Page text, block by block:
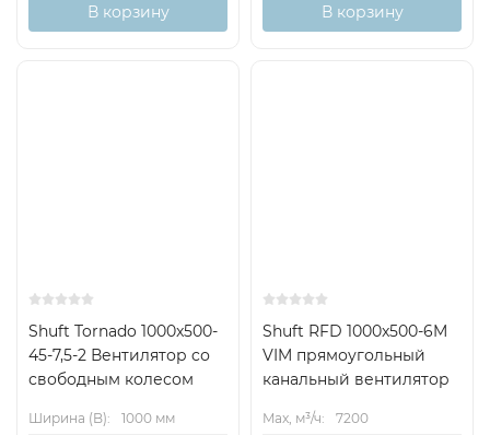
Схема электрических соединений
Размеры
В корзину В корзину
Shuft Tornado 1000x500-
45-7,5-2 Вентилятор cо
свободным колесом
Ширина (B):
1000 мм
Shuft RFD 1000x500-6M
VIM прямоугольный
канальный вентилятор
Max, м³/ч:
7200